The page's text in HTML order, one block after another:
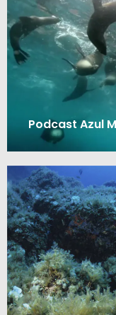
Podcast Azul